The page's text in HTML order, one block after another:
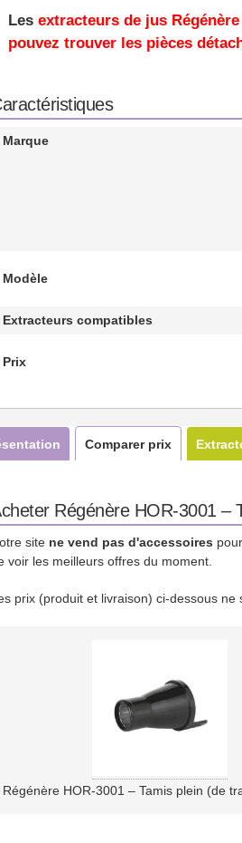
Les extracteurs de jus
pouvez trouver les pièces
Marque
Modèle
Extracteurs compatibles
Prix
Comparer prix
Régénère HOR-3001 –
site ne vend pas d'accessoires
voir les meilleurs offres du moment.
prix (produit et livraison) ci-dessous
Régénère HOR-3001 – Tamis plein (de